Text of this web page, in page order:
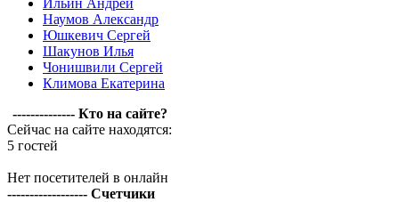
Ильин Андрей
Наумов Александр
Юшкевич Сергей
Шакунов Илья
Чонишвили Сергей
Климова Екатерина
-------------- Кто на сайте?
Сейчас на сайте находятся:
5 гостей
Нет посетителей в онлайн
------------------ Счетчики